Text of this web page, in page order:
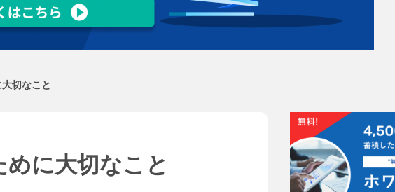
切なこと
に大切なこと